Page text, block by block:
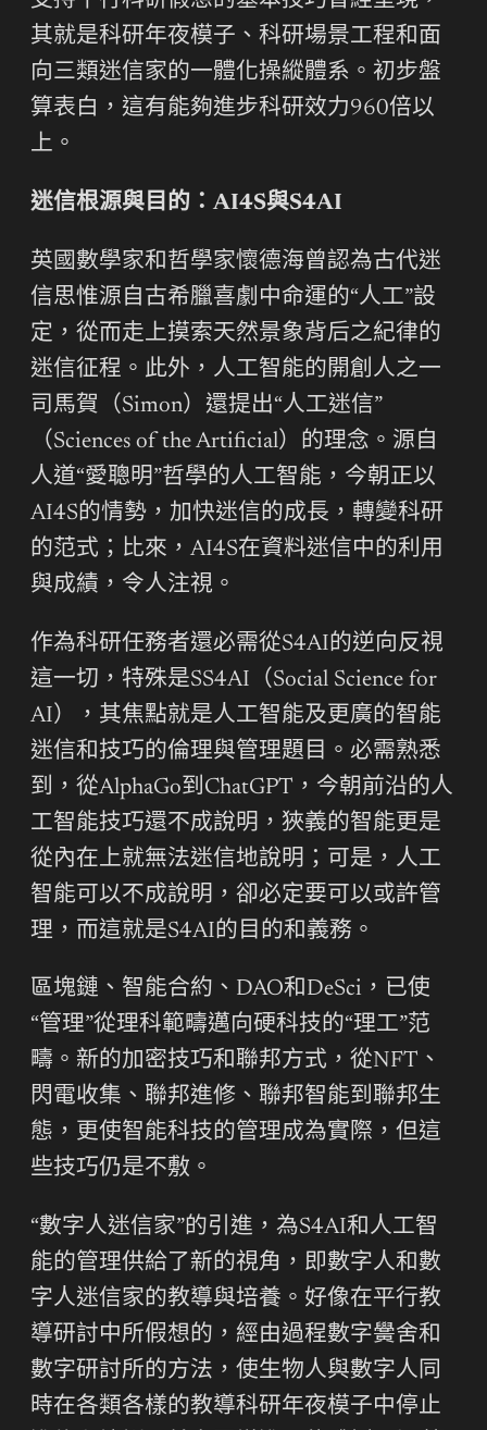
其就是科研年夜模子、科研場景工程和面
向三類迷信家的一體化操縱體系。初步盤
算表白，這有能夠進步科研效力960倍以
上。
迷信根源與目的：AI4S與S4AI
英國數學家和哲學家懷德海曾認為古代迷
信思惟源自古希臘喜劇中命運的“人工”設
定，從而走上摸索天然景象背后之紀律的
迷信征程。此外，人工智能的開創人之一
司馬賀（Simon）還提出“人工迷信”
（Sciences of the Artificial）的理念。源自
人道“愛聰明”哲學的人工智能，今朝正以
AI4S的情勢，加快迷信的成長，轉變科研
的范式；比來，AI4S在資料迷信中的利用
與成績，令人注視。
作為科研任務者還必需從S4AI的逆向反視
這一切，特殊是SS4AI（Social Science for
AI），其焦點就是人工智能及更廣的智能
迷信和技巧的倫理與管理題目。必需熟悉
到，從AlphaGo到ChatGPT，今朝前沿的人
工智能技巧還不成說明，狹義的智能更是
從內在上就無法迷信地說明；可是，人工
智能可以不成說明，卻必定要可以或許管
理，而這就是S4AI的目的和義務。
區塊鏈、智能合約、DAO和DeSci，已使
“管理”從理科範疇邁向硬科技的“理工”范
疇。新的加密技巧和聯邦方式，從NFT、
閃電收集、聯邦進修、聯邦智能到聯邦生
態，更使智能科技的管理成為實際，但這
些技巧仍是不敷。
“數字人迷信家”的引進，為S4AI和人工智
能的管理供給了新的視角，即數字人和數
字人迷信家的教導與培養。好像在平行教
導研討中所假想的，經由過程數字黌舍和
數字研討所的方法，使生物人與數字人同
時在各類各樣的教導科研年夜模子中停止